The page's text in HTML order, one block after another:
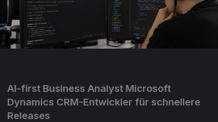
AI-first Business Analyst Microsoft
Dynamics CRM-Entwickler für schnellere
Releases